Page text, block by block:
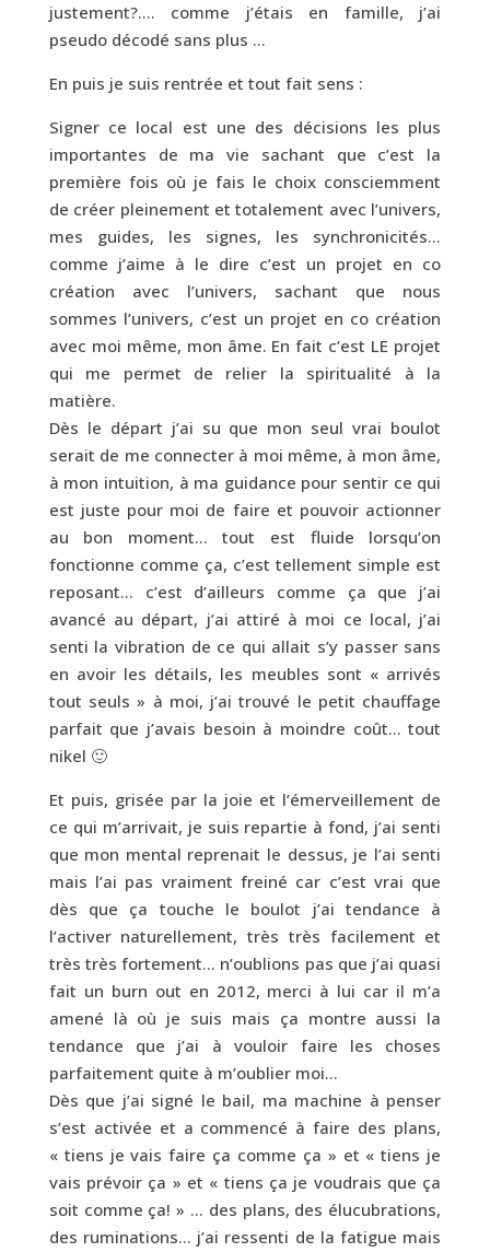
justement?…. comme j’étais en famille, j’ai
pseudo décodé sans plus …
En puis je suis rentrée et tout fait sens :
Signer ce local est une des décisions les plus
importantes de ma vie sachant que c’est la
première fois où je fais le choix consciemment
de créer pleinement et totalement avec l’univers,
mes guides, les signes, les synchronicités…
comme j’aime à le dire c’est un projet en co
création avec l’univers, sachant que nous
sommes l’univers, c’est un projet en co création
avec moi même, mon âme. En fait c’est LE projet
qui me permet de relier la spiritualité à la
matière.
Dès le départ j’ai su que mon seul vrai boulot
serait de me connecter à moi même, à mon âme,
à mon intuition, à ma guidance pour sentir ce qui
est juste pour moi de faire et pouvoir actionner
au bon moment… tout est fluide lorsqu’on
fonctionne comme ça, c’est tellement simple est
reposant… c’est d’ailleurs comme ça que j’ai
avancé au départ, j’ai attiré à moi ce local, j’ai
senti la vibration de ce qui allait s’y passer sans
en avoir les détails, les meubles sont « arrivés
tout seuls » à moi, j’ai trouvé le petit chauffage
parfait que j’avais besoin à moindre coût… tout
nikel 🙂
Et puis, grisée par la joie et l’émerveillement de
ce qui m’arrivait, je suis repartie à fond, j’ai senti
que mon mental reprenait le dessus, je l’ai senti
mais l’ai pas vraiment freiné car c’est vrai que
dès que ça touche le boulot j’ai tendance à
l’activer naturellement, très très facilement et
très très fortement… n’oublions pas que j’ai quasi
fait un burn out en 2012, merci à lui car il m’a
amené là où je suis mais ça montre aussi la
tendance que j’ai à vouloir faire les choses
parfaitement quite à m’oublier moi…
Dès que j’ai signé le bail, ma machine à penser
s’est activée et a commencé à faire des plans,
« tiens je vais faire ça comme ça » et « tiens je
vais prévoir ça » et « tiens ça je voudrais que ça
soit comme ça! » … des plans, des élucubrations,
des ruminations… j’ai ressenti de la fatigue mais